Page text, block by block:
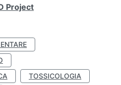
Project
TOSSICOLOGIA